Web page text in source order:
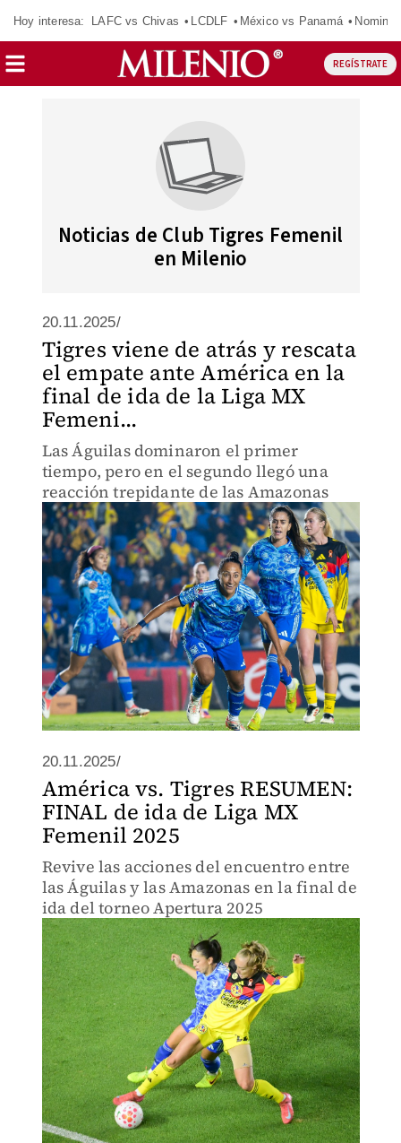
Hoy interesa: LAFC vs Chivas LCDLF México vs Panamá
REGÍSTRATE
Noticias de Club Tigres Femenil
en Milenio
20.11.2025/
Tigres viene de atrás y rescata
el empate ante América en la
final de ida de la Liga MX
Femeni...
Las Águilas dominaron el primer
tiempo, pero en el segundo llegó una
reacción trepidante de las Amazonas
20.11.2025/
América vs. Tigres RESUMEN:
FINAL de ida de Liga MX
Femenil 2025
Revive las acciones del encuentro entre
las Águilas y las Amazonas en la final de
ida del torneo Apertura 2025